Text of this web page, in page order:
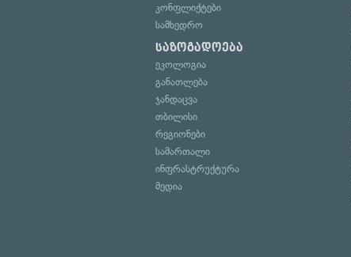
კონფლიქტები
სამხედრო
საზოგადოება
ეკოლოგია
განათლება
ჯანდაცვა
თბილისი
რეგიონები
სამართალი
ინფრასტრუქტურა
მედია